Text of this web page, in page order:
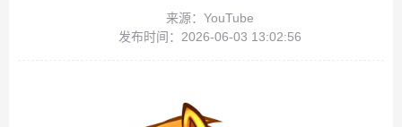
来源：YouTube
发布时间：2026-06-03 13:02:56